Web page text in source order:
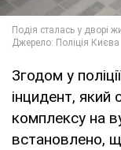
Згодом у поліції
інцидент, який
комплексу на
встановлено,